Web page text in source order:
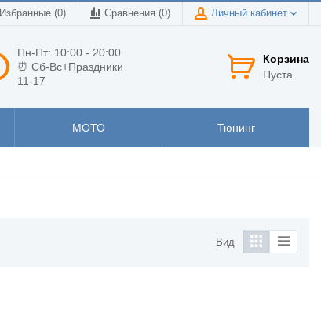
Избранные (0) Сравнения (0) Личный кабинет
Пн-Пт: 10:00 - 20:00
⏰ Сб-Вс+Праздники
11-17
Корзина
Пуста
МОТО Тюнинг
Вид